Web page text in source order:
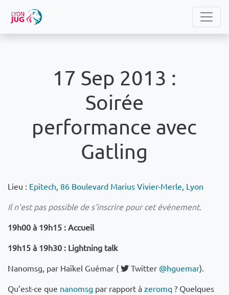
17 Sep 2013 :
Soirée
performance avec
Gatling
Lieu : Epitech, 86 Boulevard Marius Vivier-Merle, Lyon
Il n'est pas possible de s'inscrire pour cet évènement.
19h00 à 19h15 : Accueil
19h15 à 19h30 : Lightning talk
Nanomsg, par Haïkel Guémar (
Twitter @hguemar).
Qu’est-ce que nanomsg par rapport à zeromq ? Quelques